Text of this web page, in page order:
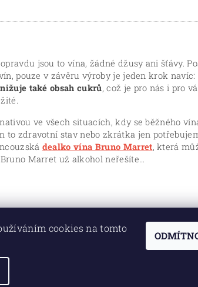
jsou to vína, žádné džusy ani šťávy.
pouze v závěru výroby je jeden krok
také obsah cukrů, což je pro nás i pro
ve všech situacích, kdy se běžného
to zdravotní stav nebo zkrátka jen
dealko vína Bruno Marret, která
Marret už alkohol neřešíte…
cookies na tomto